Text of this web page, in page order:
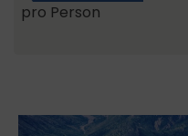
pro Person